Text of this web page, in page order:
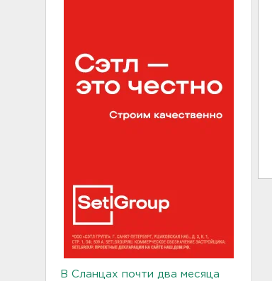
В Сланцах почти два месяца